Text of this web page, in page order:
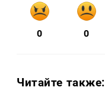
0 0
Читайте также: